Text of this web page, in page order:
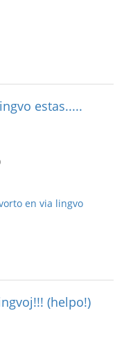
estas.....
en via lingvo
(helpo!)